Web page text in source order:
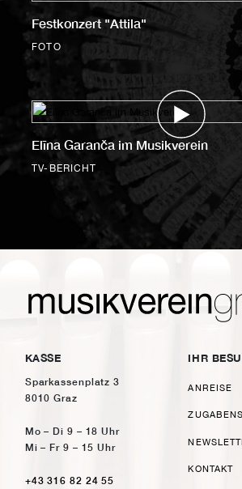
Festkonzert "Attila"
FOTO
Elīna Garanča im Musikverein
TV-BERICHT
KASSE
Sparkassenplatz 3
8010 Graz
Mo – Di 9 – 18 Uhr
Mi – Fr 9 – 15 Uhr
+43 316 82 24 55
IHR
ANREISE
KONTAKT